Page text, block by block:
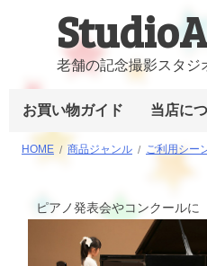
老舗の記念撮影スタジ
お買い物ガイド 当店に
HOME 商品ジャンル ご利用シー
ピアノ発表会やコンクールに